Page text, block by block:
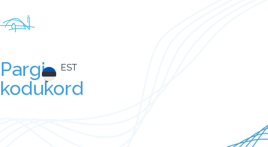
EST
Pargi
kodukord